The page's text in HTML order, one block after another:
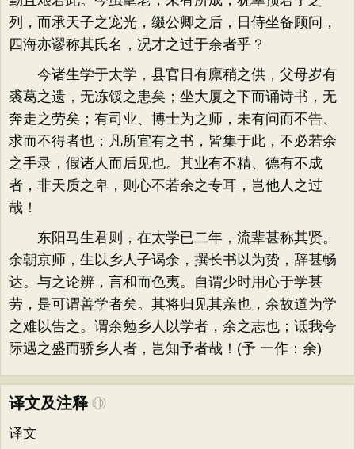
列，而承天子之宠光，缀公卿之后，日侍坐备顾问，
四海亦谬称其氏名，况才之过于余者乎？
今诸生学于太学，县官日有廪稍之供，父母岁有
裘葛之遗，无冻馁之患矣；坐大厦之下而诵诗书，无
奔走之劳矣；有司业、博士为之师，未有问而不告、
求而不得者也；凡所宜有之书，皆集于此，不必若余
之手录，假诸人而后见也。其业有不精、德有不成
者，非天质之卑，则心不若余之专耳，岂他人之过
哉！
东阳马生君则，在太学已二年，流辈甚称其贤。
余朝京师，生以乡人子谒余，撰长书以为贽，辞甚畅
达。与之论辨，言和而色夷。自谓少时用心于学甚
劳，是可谓善学者矣。其将归见其亲也，余故道为学
之难以告之。谓余勉乡人以学者，余之志也；诋我夸
际遇之盛而骄乡人者，岂知予者哉！(予 一作：余)
译文及注释
译文